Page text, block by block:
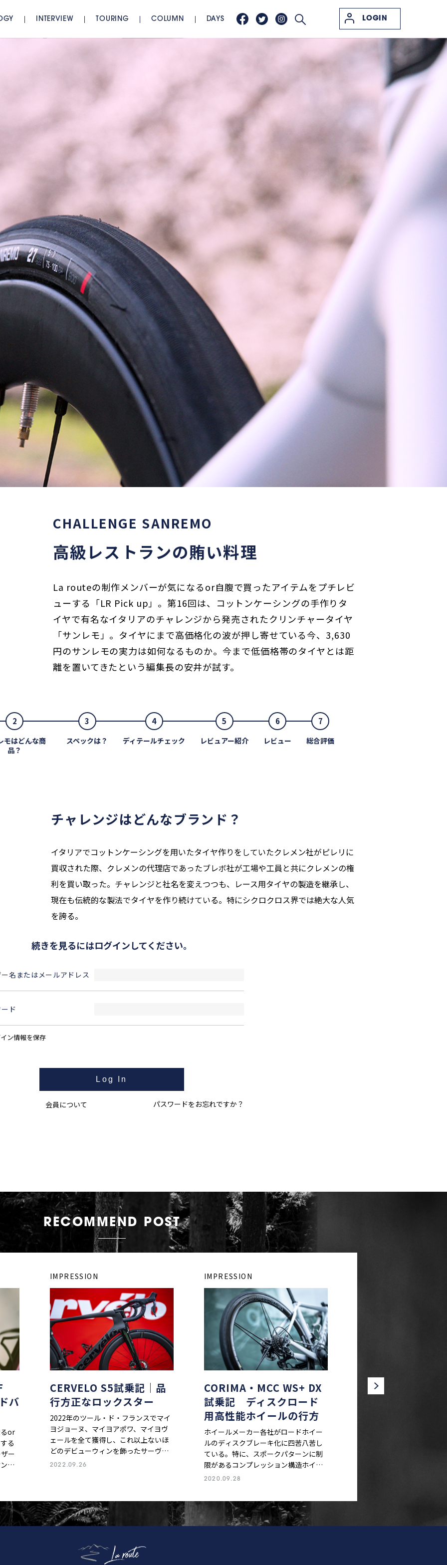
INTERVIEW TOURING COLUMN DAYS LOGIN
CHALLENGE SANREMO
高級レストランの賄い料理
La routeの制作メンバーが気になるor自腹で買ったアイテムをプチレビ
ューする「LR Pick up」。第16回は、コットンケーシングの手作りタ
イヤで有名なイタリアのチャレンジから発売されたクリンチャータイヤ
「サンレモ」。タイヤにまで高価格化の波が押し寄せている今、3,630
円のサンレモの実力は如何なるものか。今まで低価格帯のタイヤとは距
離を置いてきたという編集長の安井が試す。
2
モはどんな商
品？
3
スペックは？
4
ディテールチェック
5
レビュアー紹介
6
レビュー
7
総合評価
チャレンジはどんなブランド？
イタリアでコットンケーシングを用いたタイヤ作りをしていたクレメン社がピレリに
買収された際、クレメンの代理店であったブレボ社が工場や工員と共にクレメンの権
利を買い取った。チャレンジと社名を変えつつも、レース用タイヤの製造を継承し、
現在も伝統的な製法でタイヤを作り続けている。特にシクロクロス界では絶大な人気
を誇る。
続きを見るにはログインしてください。
名またはメールアドレス
ド
ン情報を保存
パスワードをお忘れですか？
会員について
RECOMMEND POST
バ
or
る
ー
ス
テ
IMPRESSION
CERVELO S5試乗記｜品
行方正なロックスター
2022年のツール・ド・フランスでマイ
ヨジョーヌ、マイヨアポワ、マイヨヴ
ェールを全て獲得し、これ以上ないほ
どのデビューウィンを飾ったサーヴェ
ロの新型エアロロード、S5。しかし、
め、旧型とほとんど形状が変わってい
なかったからである。サーヴェロはな
ぜ形を変えなかったのか。そして、ど
いい印象がなかったという安井行生
が、新型に冷静な評価を下す。
2022.09.26
IMPRESSION
CORIMA・MCC WS+ DX
試乗記 ディスクロード
用高性能ホイールの行方
ホイールメーカー各社がロードホイー
ルのディスクブレーキ化に四苦八苦し
ている。特に、スポークパターンに制
限があるコンプレッション構造ホイー
ルが難しい。しかし、コリマはトップ
どんな作りで、どんな走りになってい
るのか。コリマ・MCC WS+ DX 47mm
2020.09.28